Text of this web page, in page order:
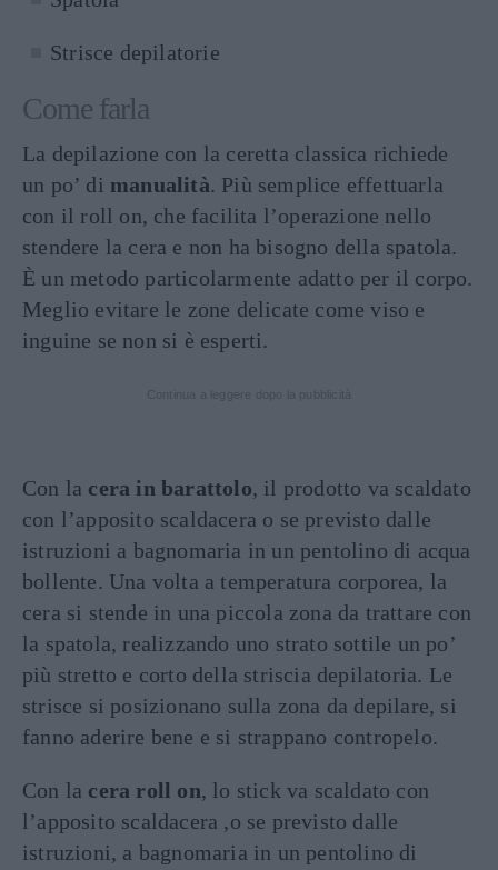
Strisce depilatorie
Come farla
La depilazione con la ceretta classica richiede
un po’ di manualità. Più semplice effettuarla
con il roll on, che facilita l’operazione nello
stendere la cera e non ha bisogno della spatola.
È un metodo particolarmente adatto per il corpo.
Meglio evitare le zone delicate come viso e
inguine se non si è esperti.
Con la cera in barattolo, il prodotto va scaldato
con l’apposito scaldacera o se previsto dalle
istruzioni a bagnomaria in un pentolino di acqua
bollente. Una volta a temperatura corporea, la
cera si stende in una piccola zona da trattare con
la spatola, realizzando uno strato sottile un po’
più stretto e corto della striscia depilatoria. Le
strisce si posizionano sulla zona da depilare, si
fanno aderire bene e si strappano contropelo.
Con la cera roll on, lo stick va scaldato con
l’apposito scaldacera ,o se previsto dalle
istruzioni, a bagnomaria in un pentolino di